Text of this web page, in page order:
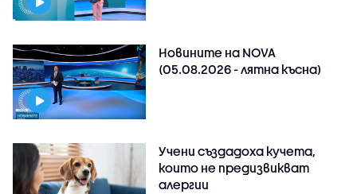
Новините на NOVA
(05.08.2026 - лятна късна)
Учени създадоха кучета,
които не предизвикват
алергии